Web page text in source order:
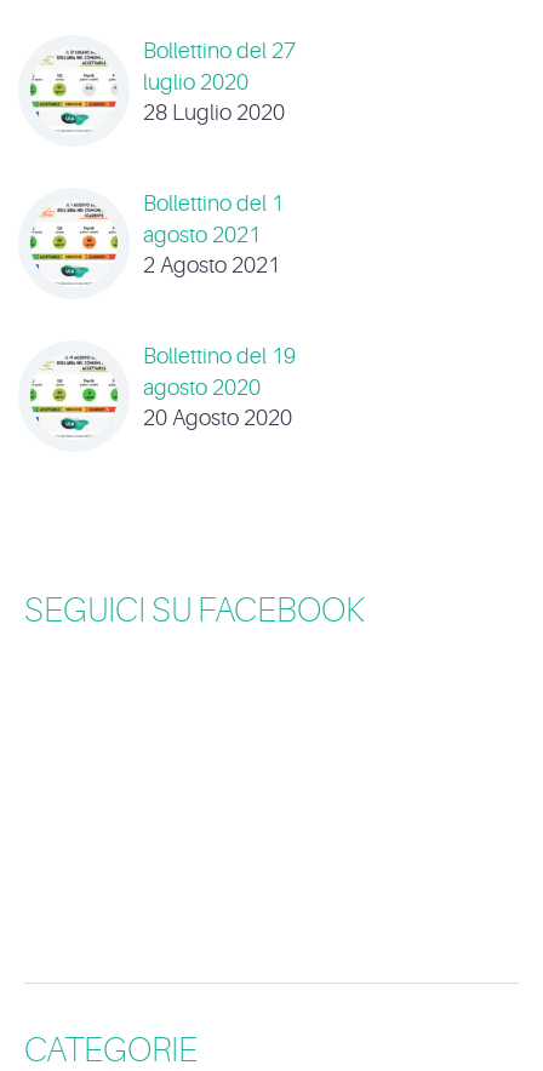
Bollettino del 27
luglio 2020
28 Luglio 2020
Bollettino del 1
agosto 2021
2 Agosto 2021
Bollettino del 19
agosto 2020
20 Agosto 2020
SEGUICI SU FACEBOOK
CATEGORIE